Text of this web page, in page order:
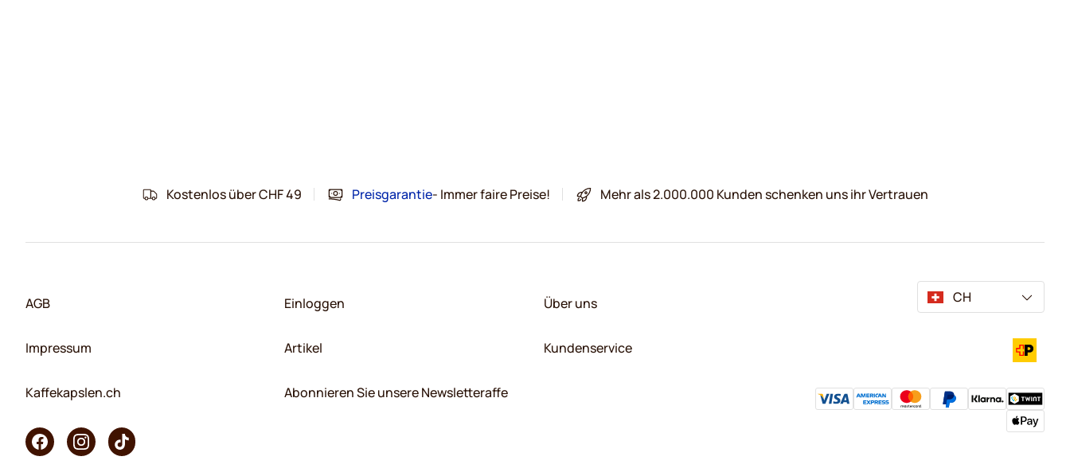
Kostenlos über CHF 49 Preisgarantie- Immer faire Preise! Mehr als 2.000.000 Kunden schenken uns ihr Vertrauen
AGB
Impressum
Kaffekapslen.ch
Einloggen
Artikel
Abonnieren Sie unsere Newsletteraffe
Über uns
Kundenservice
CH